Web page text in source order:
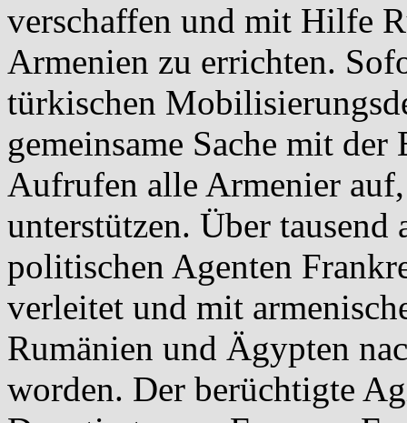
verschaffen und mit Hilfe
Armenien zu errichten.
türkischen
gemeinsame Sache mit
Aufrufen alle Armenier
unterstützen. Über
politischen Agenten
verleitet und mit
Rumänien und Ägypten
worden. Der berüchtigte